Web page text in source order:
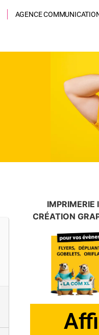
AGENCE
IMPRIMERIE
CRÉATION